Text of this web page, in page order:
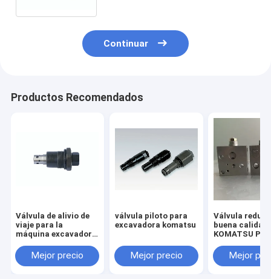
Continuar
Productos Recomendados
Válvula de alivio de
viaje para la
máquina excavadora
Mejor precio
válvula piloto para
excavadora komatsu
Mejor precio
Válvula
buena calidad
KOMATSU
Mejor